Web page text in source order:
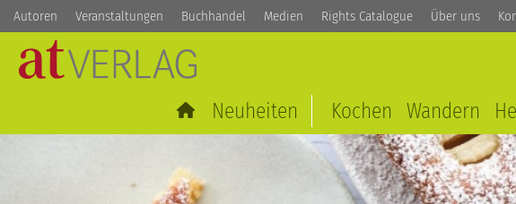
Autoren Veranstaltungen Buchhandel Medien Rights Catalogue Über uns
Neuheiten Kochen Wandern